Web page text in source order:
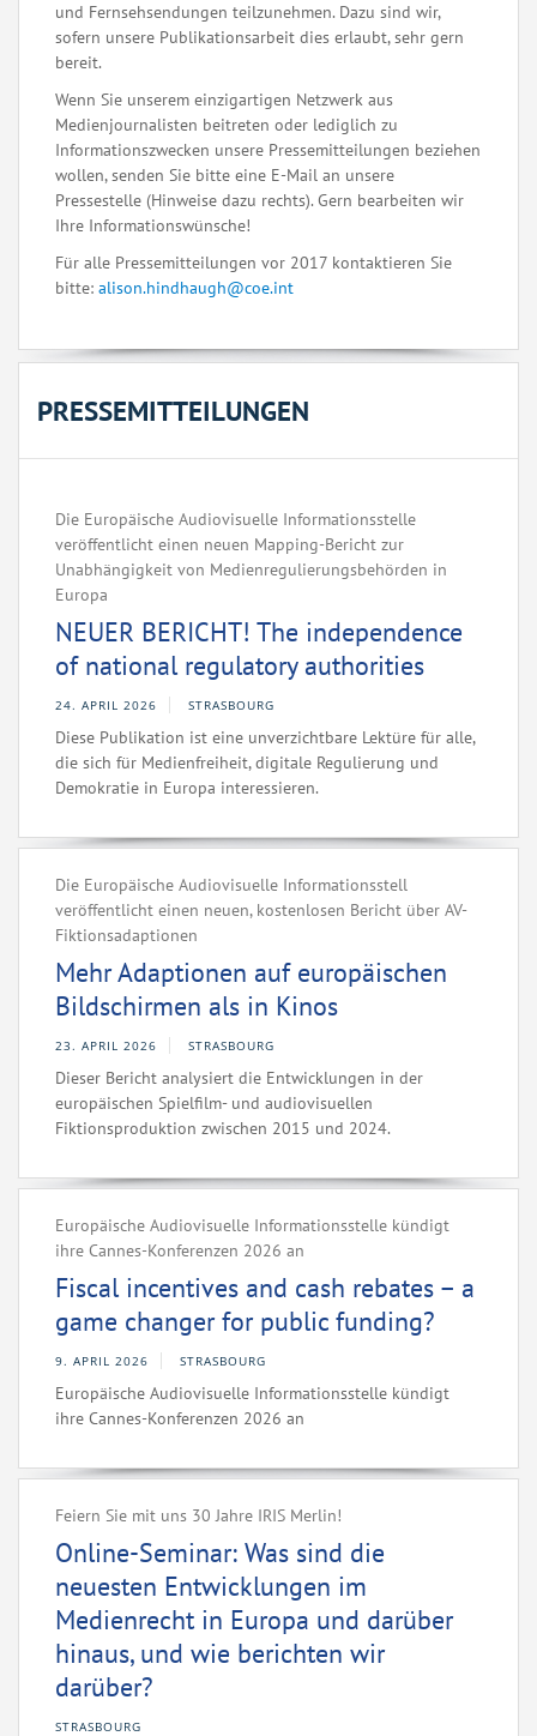
und Fernsehsendungen teilzunehmen. Dazu sind wir,
sofern unsere Publikationsarbeit dies erlaubt, sehr gern
bereit.
Wenn Sie unserem einzigartigen Netzwerk aus
Medienjournalisten beitreten oder lediglich zu
Informationszwecken unsere Pressemitteilungen beziehen
wollen, senden Sie bitte eine E-Mail an unsere
Pressestelle (Hinweise dazu rechts). Gern bearbeiten wir
Ihre Informationswünsche!
Für alle Pressemitteilungen vor 2017 kontaktieren Sie
bitte: alison.hindhaugh@coe.int
PRESSEMITTEILUNGEN
Die Europäische Audiovisuelle Informationsstelle
veröffentlicht einen neuen Mapping-Bericht zur
Unabhängigkeit von Medienregulierungsbehörden in
Europa ‌ ‌ ‌ ‌ ‌ ‌ ‌ ‌ ‌ ‌ ‌ ‌ ‌ ‌ ‌ ‌ ‌ ‌ ‌ ‌ ‌ ‌ ‌ ‌ ‌ ‌ ‌ ‌ ‌ ‌ ‌ ‌ ‌ ‌ ‌ ‌ ‌ ‌ ‌ ‌ ‌ ‌ ‌ ‌ ‌ ‌ ‌ ‌ ‌ ‌ ‌
NEUER BERICHT! The independence
of national regulatory authorities
24. APRIL 2026 STRASBOURG
Diese Publikation ist eine unverzichtbare Lektüre für alle,
die sich für Medienfreiheit, digitale Regulierung und
Demokratie in Europa interessieren.
Die Europäische Audiovisuelle Informationsstell
veröffentlicht einen neuen, kostenlosen Bericht über AV-
Fiktionsadaptionen
Mehr Adaptionen auf europäischen
Bildschirmen als in Kinos
23. APRIL 2026 STRASBOURG
Dieser Bericht analysiert die Entwicklungen in der
europäischen Spielfilm- und audiovisuellen
Fiktionsproduktion zwischen 2015 und 2024.
Europäische Audiovisuelle Informationsstelle kündigt
ihre Cannes-Konferenzen 2026 an
Fiscal incentives and cash rebates – a
game changer for public funding?
9. APRIL 2026 STRASBOURG
Europäische Audiovisuelle Informationsstelle kündigt
ihre Cannes-Konferenzen 2026 an
Feiern Sie mit uns 30 Jahre IRIS Merlin!
Online-Seminar: Was sind die
neuesten Entwicklungen im
Medienrecht in Europa und darüber
hinaus, und wie berichten wir
darüber?
STRASBOURG